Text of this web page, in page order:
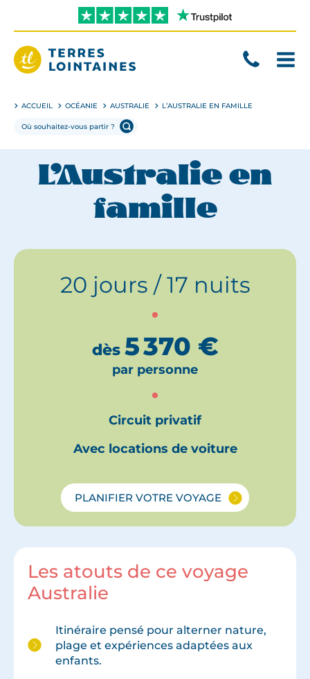
directement
contenu
ACCUEIL OCÉANIE AUSTRALIE L’AUSTRALIE EN FAMILLE
L’Australie en
famille
20 jours / 17 nuits
dès 5 370 €
par personne
Circuit privatif
Avec locations de voiture
PLANIFIER VOTRE VOYAGE
Les atouts de ce voyage
Australie
Itinéraire pensé pour alterner nature,
plage et expériences adaptées aux
enfants.